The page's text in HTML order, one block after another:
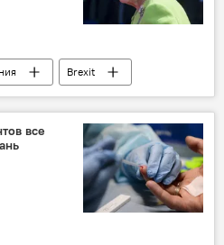
Brexit
все